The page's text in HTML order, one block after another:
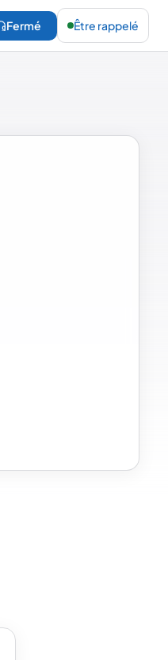
Fermé Être rappelé